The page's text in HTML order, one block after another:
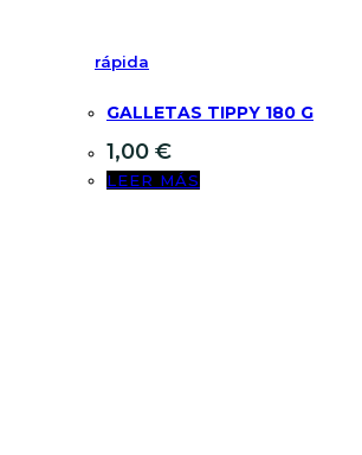
rápida
GALLETAS TIPPY 180 G
1,00 €
LEER MÁS